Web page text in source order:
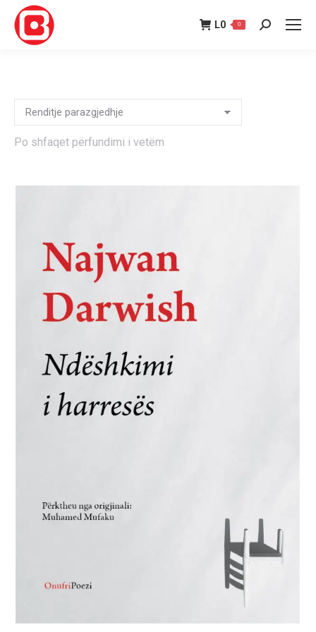
L0 0 Search:
Po shfaqet përfundimi i vetëm